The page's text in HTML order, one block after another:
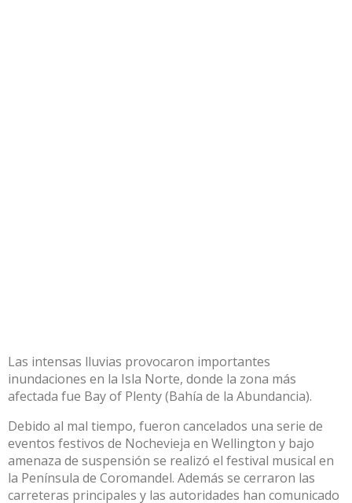
Las intensas lluvias provocaron importantes
inundaciones en la Isla Norte, donde la zona más
afectada fue Bay of Plenty (Bahía de la Abundancia).
Debido al mal tiempo, fueron cancelados una serie de
eventos festivos de Nochevieja en Wellington y bajo
amenaza de suspensión se realizó el festival musical en
la Península de Coromandel. Además se cerraron las
carreteras principales y las autoridades han comunicado